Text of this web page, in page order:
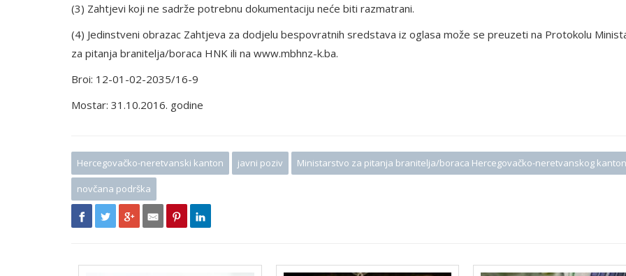
(3) Zahtjevi koji ne sadrže potrebnu dokumentaciju neće biti razmatrani.
(4) Jedinstveni obrazac Zahtjeva za dodjelu bespovratnih sredstava iz oglasa može se preuzeti na Protokolu
za pitanja branitelja/boraca HNK ili na www.mbhnz-k.ba.
Broi: 12-01-02-2035/16-9
Mostar: 31.10.2016. godine
Hercegovačko-neretvanski kanton javni poziv Ministarstvo za pitanja branitelja/boraca Hercegovačko-neretvanskog
novčana podrška